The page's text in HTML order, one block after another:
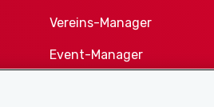
Vereins-Manager
Event-Manager